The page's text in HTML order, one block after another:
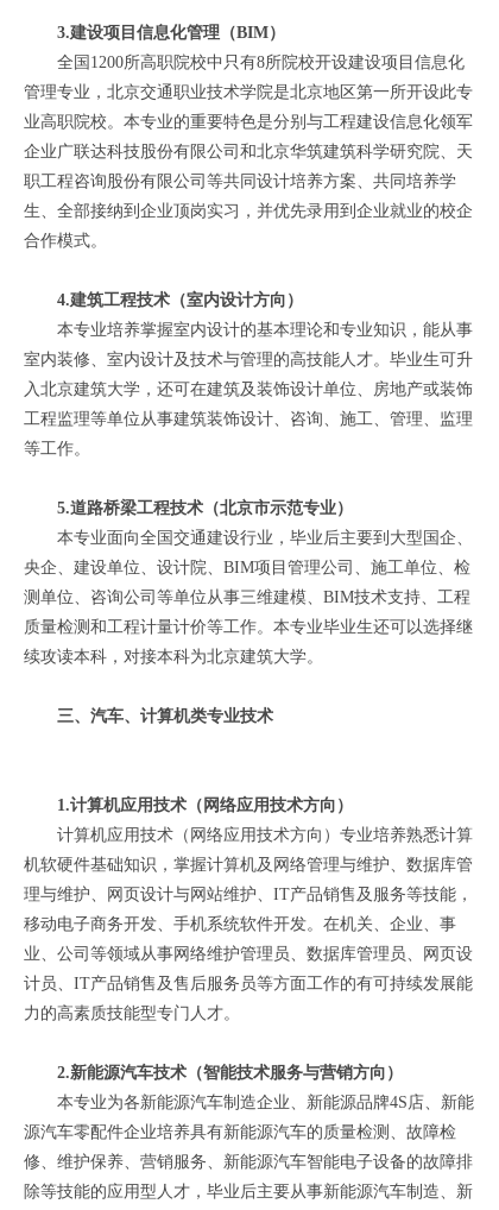
3.建设项目信息化管理（BIM）
全国1200所高职院校中只有8所院校开设建设项目信息化
管理专业，北京交通职业技术学院是北京地区第一所开设此专
业高职院校。本专业的重要特色是分别与工程建设信息化领军
企业广联达科技股份有限公司和北京华筑建筑科学研究院、天
职工程咨询股份有限公司等共同设计培养方案、共同培养学
生、全部接纳到企业顶岗实习，并优先录用到企业就业的校企
合作模式。
4.建筑工程技术（室内设计方向）
本专业培养掌握室内设计的基本理论和专业知识，能从事
室内装修、室内设计及技术与管理的高技能人才。毕业生可升
入北京建筑大学，还可在建筑及装饰设计单位、房地产或装饰
工程监理等单位从事建筑装饰设计、咨询、施工、管理、监理
等工作。
5.道路桥梁工程技术（北京市示范专业）
本专业面向全国交通建设行业，毕业后主要到大型国企、
央企、建设单位、设计院、BIM项目管理公司、施工单位、检
测单位、咨询公司等单位从事三维建模、BIM技术支持、工程
质量检测和工程计量计价等工作。本专业毕业生还可以选择继
续攻读本科，对接本科为北京建筑大学。
三、汽车、计算机类专业技术
1.计算机应用技术（网络应用技术方向）
计算机应用技术（网络应用技术方向）专业培养熟悉计算
机软硬件基础知识，掌握计算机及网络管理与维护、数据库管
理与维护、网页设计与网站维护、IT产品销售及服务等技能，
移动电子商务开发、手机系统软件开发。在机关、企业、事
业、公司等领域从事网络维护管理员、数据库管理员、网页设
计员、IT产品销售及售后服务员等方面工作的有可持续发展能
力的高素质技能型专门人才。
2.新能源汽车技术（智能技术服务与营销方向）
本专业为各新能源汽车制造企业、新能源品牌4S店、新能
源汽车零配件企业培养具有新能源汽车的质量检测、故障检
修、维护保养、营销服务、新能源汽车智能电子设备的故障排
除等技能的应用型人才，毕业后主要从事新能源汽车制造、新